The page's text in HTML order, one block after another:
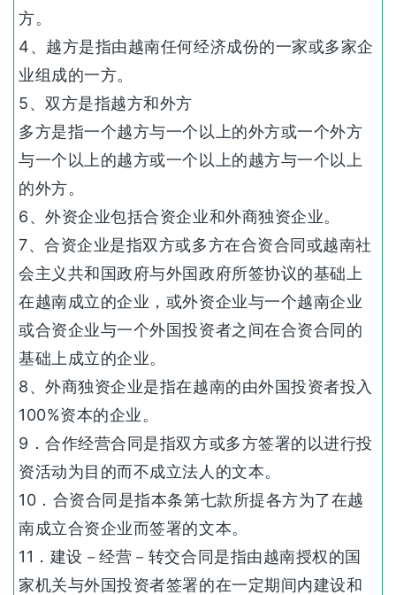
方。
4、越方是指由越南任何经济成份的一家或多家企
业组成的一方。
5、双方是指越方和外方
多方是指一个越方与一个以上的外方或一个外方
与一个以上的越方或一个以上的越方与一个以上
的外方。
6、外资企业包括合资企业和外商独资企业。
7、合资企业是指双方或多方在合资合同或越南社
会主义共和国政府与外国政府所签协议的基础上
在越南成立的企业，或外资企业与一个越南企业
或合资企业与一个外国投资者之间在合资合同的
基础上成立的企业。
8、外商独资企业是指在越南的由外国投资者投入
100%资本的企业。
9．合作经营合同是指双方或多方签署的以进行投
资活动为目的而不成立法人的文本。
10．合资合同是指本条第七款所提各方为了在越
南成立合资企业而签署的文本。
11．建设－经营－转交合同是指由越南授权的国
家机关与外国投资者签署的在一定期间内建设和